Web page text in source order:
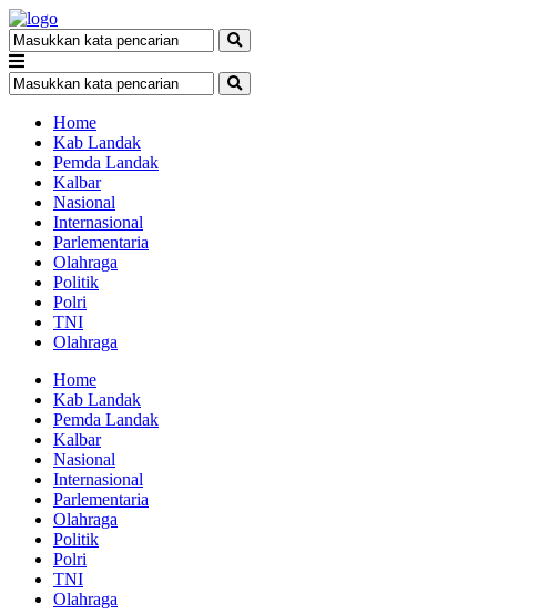
Home
Kab Landak
Pemda Landak
Kalbar
Nasional
Internasional
Parlementaria
Olahraga
Politik
Polri
TNI
Olahraga
Home
Kab Landak
Pemda Landak
Kalbar
Nasional
Internasional
Parlementaria
Olahraga
Politik
Polri
TNI
Olahraga